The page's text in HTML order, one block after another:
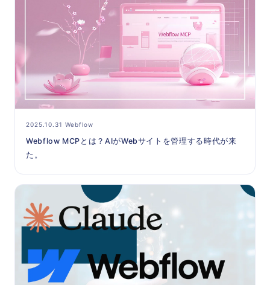
2025.10.31 Webflow
Webflow MCPとは？AIがWebサイトを管理する時代が来
た。